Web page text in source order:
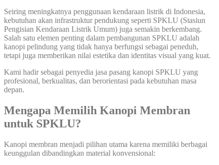
Seiring meningkatnya penggunaan kendaraan listrik di Indonesia,
kebutuhan akan infrastruktur pendukung seperti SPKLU (Stasiun
Pengisian Kendaraan Listrik Umum) juga semakin berkembang.
Salah satu elemen penting dalam pembangunan SPKLU adalah
kanopi pelindung yang tidak hanya berfungsi sebagai peneduh,
tetapi juga memberikan nilai estetika dan identitas visual yang kuat.
Kami hadir sebagai penyedia jasa pasang kanopi SPKLU yang
profesional, berkualitas, dan berorientasi pada kebutuhan masa
depan.
Mengapa Memilih Kanopi Membran
untuk SPKLU?
Kanopi membran menjadi pilihan utama karena memiliki berbagai
keunggulan dibandingkan material konvensional: